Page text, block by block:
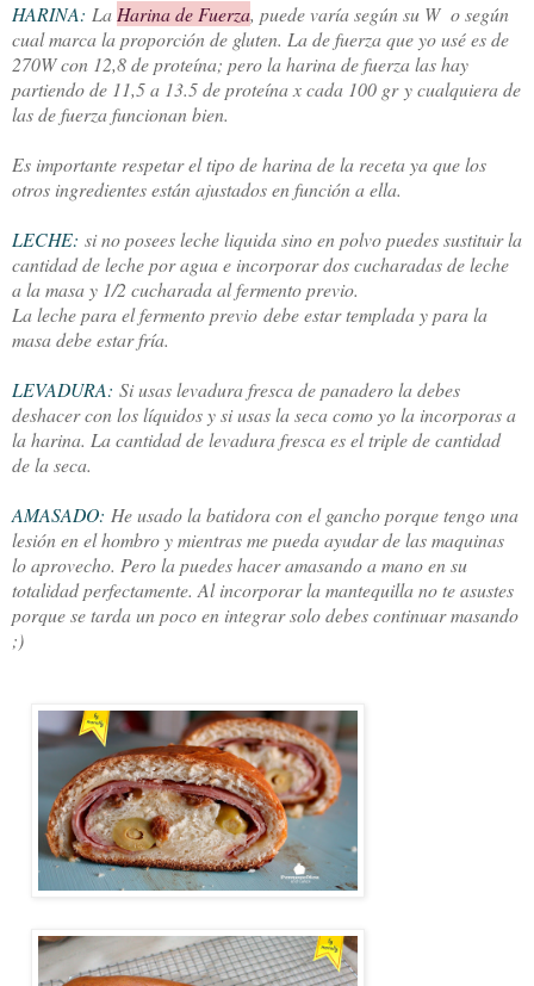
HARINA: La Harina de Fuerza, puede varía según su W o según
cual marca la proporción de gluten. La de fuerza que yo usé es de
270W con 12,8 de proteína; pero la harina de fuerza las hay
partiendo de 11,5 a 13.5 de proteína x cada 100 gry cualquiera de
las de fuerza funcionan bien.
Es importante respetar el tipo de harina de la receta ya que los
otros ingredientes están ajustados en función a ella.
LECHE: si no posees leche liquida sino en polvo puedes sustituir la
cantidad de leche por agua e incorporar dos cucharadas de leche
a la masa y 1/2 cucharada al fermento previo.
La leche para el fermento previo debe estar templada y para la
masa debe estar fría.
LEVADURA: Si usas levadura fresca de panadero la debes
deshacer con los líquidos y si usas la seca como yo la incorporas a
la harina. La cantidad de levadura fresca es el triple de cantidad
de la seca.
AMASADO: He usado la batidora con el gancho porque tengo una
lesión en el hombro y mientras me pueda ayudar de las maquinas
lo aprovecho. Pero la puedes hacer amasando a mano en su
totalidad perfectamente. Al incorporar la mantequilla no te asustes
porque se tarda un poco en integrar solo debes continuar masando
;)